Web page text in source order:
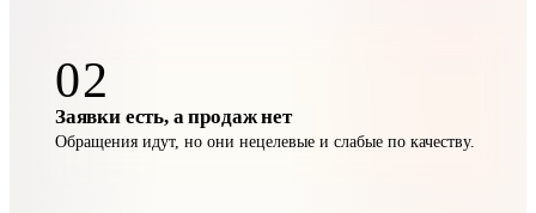
02
Заявки есть, а продаж нет
Обращения идут, но они нецелевые и слабые по качеству.